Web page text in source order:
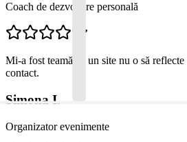
Coach de dezvoltare personală
Mi-a fost teamă că un site nu o să
contact.
Simona I.
Organizator evenimente